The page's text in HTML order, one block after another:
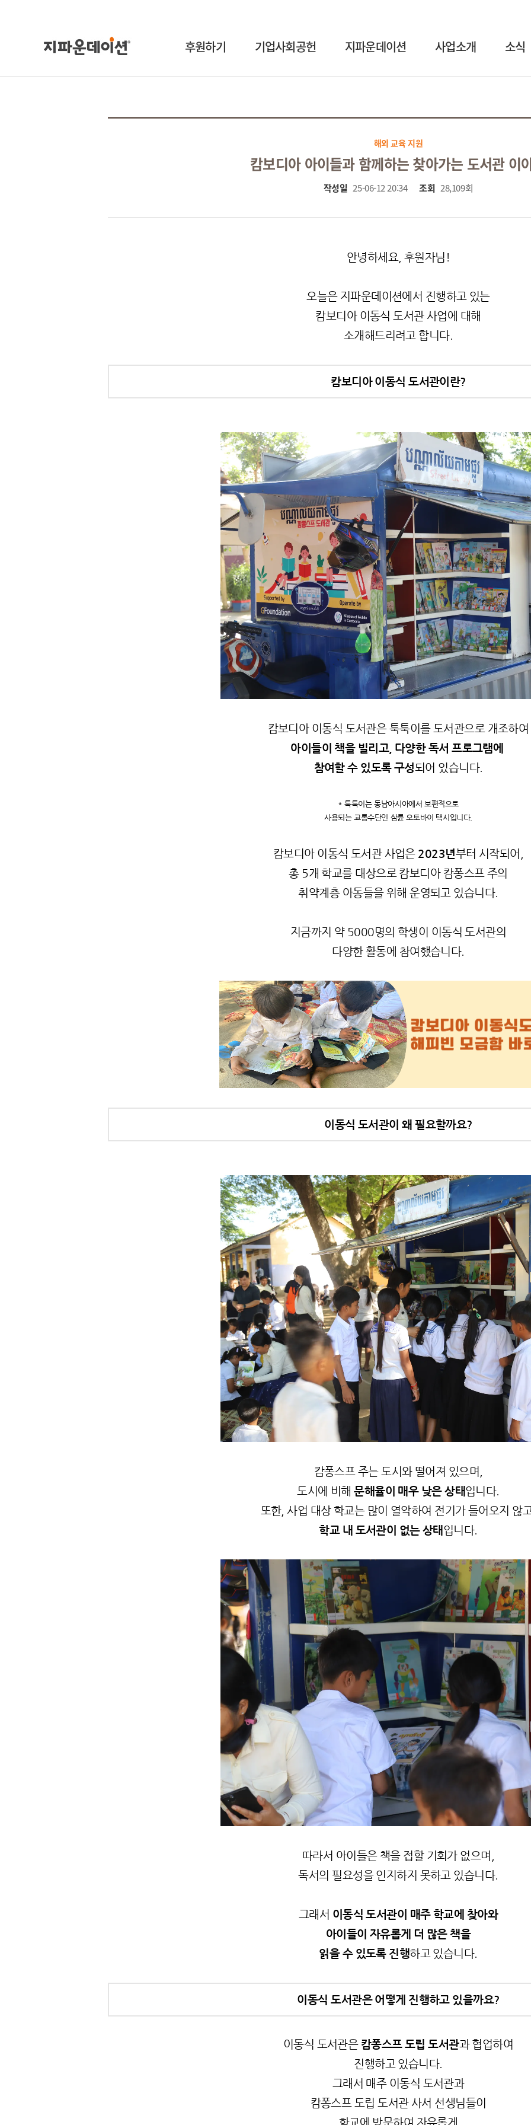
후원하기 기업사회공헌 지파운데이션 사업소개 소식
해외 교육 지원
캄보디아 아이들과 함께하는 찾아가는 도서관 이
작성일 25-06-12 20:34 조회 28,109회
안녕하세요, 후원자님!
오늘은 지파운데이션에서 진행하고 있는
캄보디아 이동식 도서관 사업에 대해
소개해드리려고 합니다.
캄보디아 이동식 도서관이란?
캄보디아 이동식 도서관은 툭툭이를 도서관으로 개조하여
아이들이 책을 빌리고, 다양한 독서 프로그램에
참여할 수 있도록 구성되어 있습니다.
* 툭툭이는 동남아시아에서 보편적으로
사용되는 교통수단인 삼륜 오토바이 택시입니다.
캄보디아 이동식 도서관 사업은 2023년부터 시작되어,
총 5개 학교를 대상으로 캄보디아 캄퐁스프 주의
취약계층 아동들을 위해 운영되고 있습니다.
지금까지 약 5000명의 학생이 이동식 도서관의
다양한 활동에 참여했습니다.
이동식 도서관이 왜 필요할까요?
캄퐁스프 주는 도시와 떨어져 있으며,
도시에 비해문해율이 매우 낮은 상태입니다.
또한, 사업 대상 학교는 많이 열악하여 전기가 들어오지 않
학교 내 도서관이 없는 상태입니다.
따라서 아이들은 책을 접할 기회가 없으며,
독서의 필요성을 인지하지 못하고 있습니다.
그래서 이동식 도서관이 매주 학교에 찾아와
아이들이 자유롭게 더 많은 책을
읽을 수 있도록 진행하고 있습니다.
이동식 도서관은 어떻게 진행하고 있을까요?
이동식 도서관은 캄퐁스프 도립 도서관과 협업하여
진행하고 있습니다.
그래서 매주 이동식 도서관과
캄퐁스프 도립 도서관 사서 선생님들이
학교에 방문하여 자유롭게